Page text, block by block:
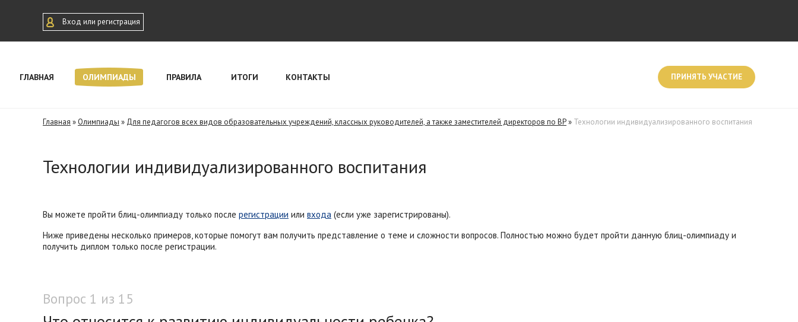
Вход или регистрация
ГЛАВНАЯ ОЛИМПИАДЫ ПРАВИЛА ИТОГИ КОНТАКТЫ ПРИНЯТЬ УЧАСТИЕ
Главная » Олимпиады » Для педагогов всех видов образовательных учреждений, классных руководителей, а также заместителей директоров по ВР» Технологии индивидуализированного воспитания
Технологии индивидуализированного воспитания
Вы можете пройти блиц-олимпиаду только после регистрации или входа (если уже зарегистрированы).
Ниже приведены несколько примеров, которые помогут вам получить представление о теме и сложности вопросов. Полностью можно будет пройти данную блиц-олимпиаду и
получить диплом только после регистрации.
Вопрос 1 из 15